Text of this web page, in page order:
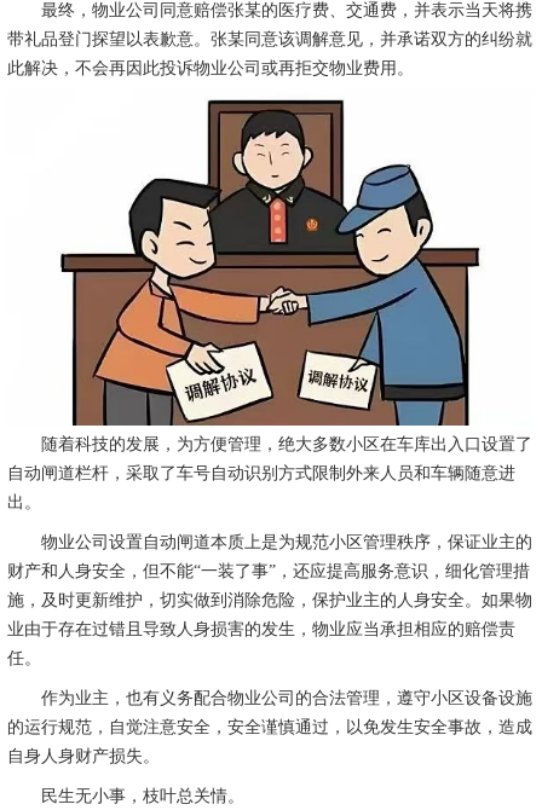
最终，物业公司同意赔偿张某的医疗费、交通费，并表示当天将携
带礼品登门探望以表歉意。张某同意该调解意见，并承诺双方的纠纷就
此解决，不会再因此投诉物业公司或再拒交物业费用。
随着科技的发展，为方便管理，绝大多数小区在车库出入口设置了
自动闸道栏杆，采取了车号自动识别方式限制外来人员和车辆随意进
出。
物业公司设置自动闸道本质上是为规范小区管理秩序，保证业主的
财产和人身安全，但不能“一装了事”，还应提高服务意识，细化管理措
施，及时更新维护，切实做到消除危险，保护业主的人身安全。如果物
业由于存在过错且导致人身损害的发生，物业应当承担相应的赔偿责
任。
作为业主，也有义务配合物业公司的合法管理，遵守小区设备设施
的运行规范，自觉注意安全，安全谨慎通过，以免发生安全事故，造成
自身人身财产损失。
民生无小事，枝叶总关情。